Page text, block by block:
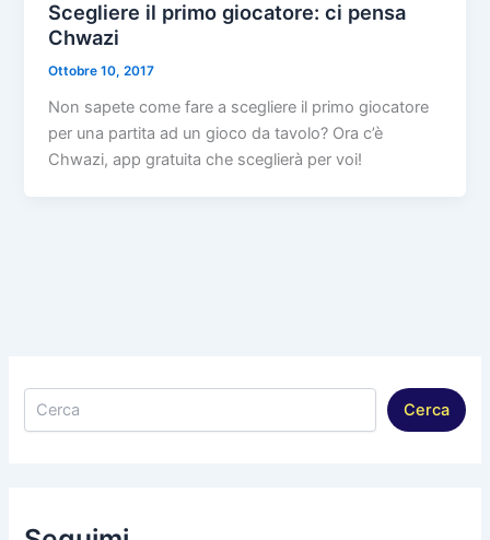
Scegliere il primo giocatore: ci pensa
Chwazi
Ottobre 10, 2017
Non sapete come fare a scegliere il primo giocatore
per una partita ad un gioco da tavolo? Ora c’è
Chwazi, app gratuita che sceglierà per voi!
Cerca
Cerca